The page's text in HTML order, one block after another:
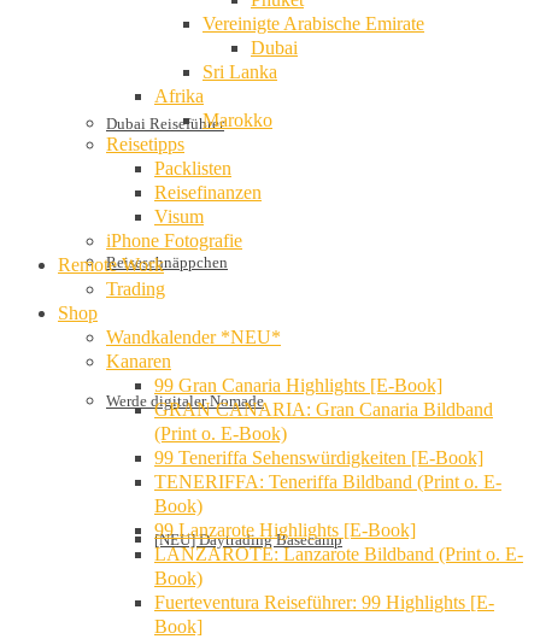
Dubai Reiseführer
Reiseschnäppchen
Werde digitaler Nomade
[NEU] Daytrading Basecamp
Vereinigte Arabische Emirate
Dubai
Sri Lanka
Afrika
Marokko
Reisetipps
Packlisten
Reisefinanzen
Visum
iPhone Fotografie
Remote Work
Trading
Shop
Wandkalender *NEU*
Kanaren
99 Gran Canaria Highlights [E-Book]
GRAN CANARIA: Gran Canaria Bildband
(Print o. E-Book)
99 Teneriffa Sehenswürdigkeiten [E-Book]
TENERIFFA: Teneriffa Bildband (Print o. E-
Book)
99 Lanzarote Highlights [E-Book]
LANZAROTE: Lanzarote Bildband (Print o. E-
Book)
Fuerteventura Reiseführer: 99 Highlights [E-
Book]